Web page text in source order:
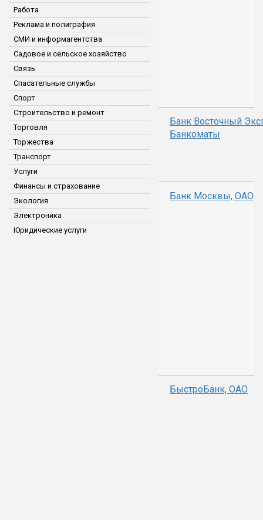
Работа
Реклама и полиграфия
СМИ и информагентства
Садовое и сельское хозяйство
Связь
Спасательные службы
Спорт
Строительство и ремонт
Торговля
Торжества
Транспорт
Услуги
Финансы и страхование
Экология
Электроника
Юридические услуги
Банк Восточный
Банкоматы
Банк Москвы, ОАО
БыстроБанк, ОАО